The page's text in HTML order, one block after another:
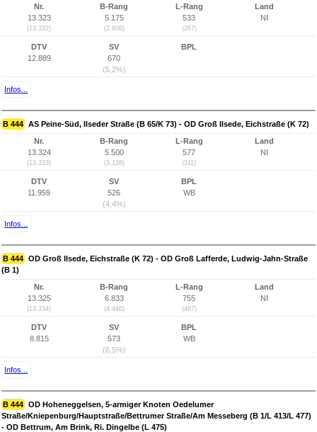
Nr.
13.323
(13.332)
B-Rang
5.175
(2.809)
L-Rang
533
(267)
Land
NI
DTV
12.889
SV
670
(5,2%)
BPL
Infos...
B 444 AS Peine-Süd, Ilseder Straße (B 65/K 73) - OD Groß Ilsede, Eichstraße (K 72)
Nr.
13.324
(13.333)
B-Rang
5.500
(3.128)
L-Rang
577
(311)
Land
NI
DTV
11.959
SV
526
(4,4%)
BPL
WB
Infos...
B 444 OD Groß Ilsede, Eichstraße (K 72) - OD Groß Lafferde, Ludwig-Jahn-Straße
(B 1)
Nr.
13.325
(13.334)
B-Rang
6.833
(4.446)
L-Rang
755
(487)
Land
NI
DTV
8.815
SV
573
(6,5%)
BPL
WB
Infos...
B 444 OD Hoheneggelsen, 5-armiger Knoten Oedelumer
Straße/Kniepenburg/Hauptstraße/Bettrumer Straße/Am Messeberg (B 1/L 413/L 477)
- OD Bettrum, Am Brink, Ri. Dingelbe (L 475)